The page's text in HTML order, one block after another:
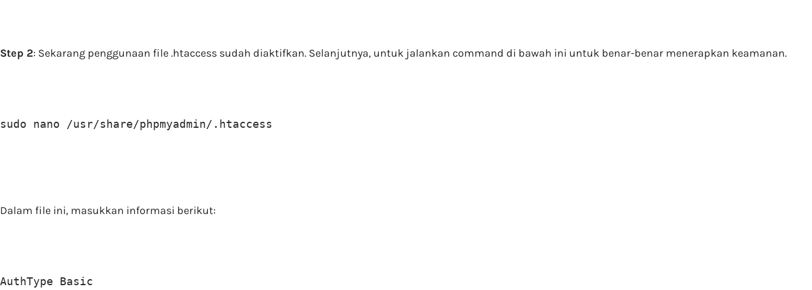
Step 2: Sekarang penggunaan file .htaccess sudah diaktifkan. Selanjutnya, untuk jalankan command di bawah ini untuk benar-benar menerapkan keamanan.
sudo nano /usr/share/phpmyadmin/.htaccess
Dalam file ini, masukkan informasi berikut:
AuthType Basic